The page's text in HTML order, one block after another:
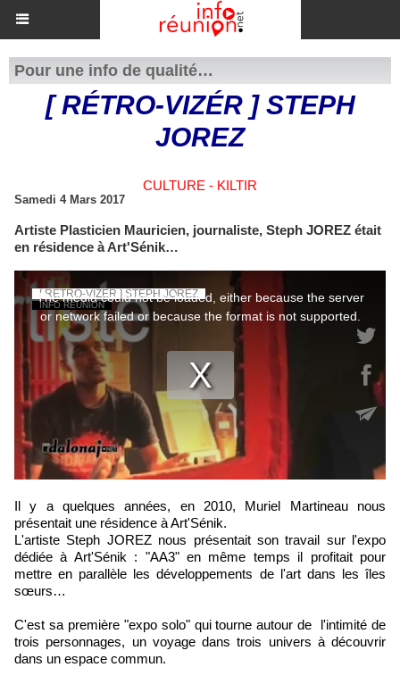
Pour une info de qualité…
[ RÉTRO-VIZÉR ] STEPH
JOREZ
CULTURE - KILTIR
Samedi 4 Mars 2017
Artiste Plasticien Mauricien, journaliste, Steph JOREZ était
en résidence à Art'Sénik…
Il y a quelques années, en 2010, Muriel Martineau nous
présentait une résidence à Art'Sénik.
L'artiste Steph JOREZ nous présentait son travail sur l'expo
dédiée à Art'Sénik : "AA3" en même temps il profitait pour
mettre en parallèle les développements de l'art dans les îles
sœurs…
C'est sa première "expo solo" qui tourne autour de l'intimité de
trois personnages, un voyage dans trois univers à découvrir
dans un espace commun.